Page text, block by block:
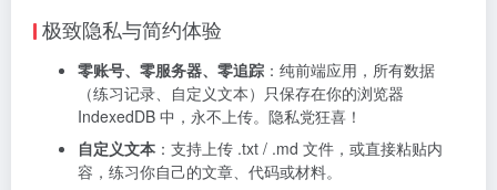
极致隐私与简约体验
零账号、零服务器、零追踪 ：纯前端应用，所有数据
（练习记录、自定义文本）只保存在你的浏览器
IndexedDB 中，永不上传。隐私党狂喜！
自定义文本 ：支持上传 .txt / .md 文件，或直接粘贴内
容，练习你自己的文章、代码或材料。